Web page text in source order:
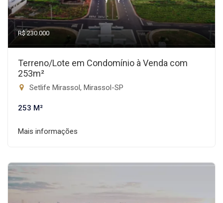
R$ 230.000
Terreno/Lote em Condomínio à Venda com
253m²
Setlife Mirassol, Mirassol-SP
253 M²
Mais informações